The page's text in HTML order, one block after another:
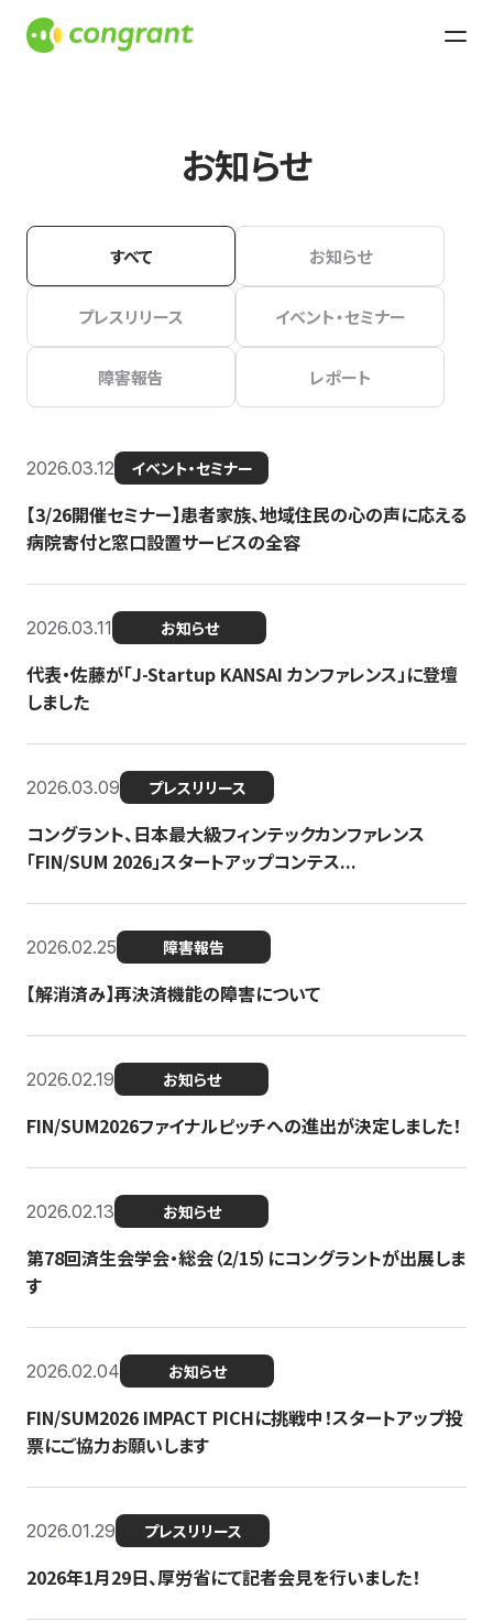
お知らせ
すべて お知らせ
プレスリリース イベント・セミナー
障害報告 レポート
2026.03.12 イベント・セミナー
【3/26開催セミナー】患者家族、地域住民の心の声に応える
病院寄付と窓口設置サービスの全容
2026.03.11 お知らせ
代表・佐藤が「J-Startup KANSAI カンファレンス」に登壇
しました
2026.03.09 プレスリリース
コングラント、日本最大級フィンテックカンファレンス
「FIN/SUM 2026」スタートアップコンテス...
2026.02.25 障害報告
【解消済み】再決済機能の障害について
2026.02.19 お知らせ
FIN/SUM2026ファイナルピッチへの進出が決定しました！
2026.02.13 お知らせ
第78回済生会学会・総会（2/15）にコングラントが出展しま
す
2026.02.04 お知らせ
FIN/SUM2026 IMPACT PICHに挑戦中！スタートアップ投
票にご協力お願いします
2026.01.29 プレスリリース
2026年1月29日、厚労省にて記者会見を行いました！